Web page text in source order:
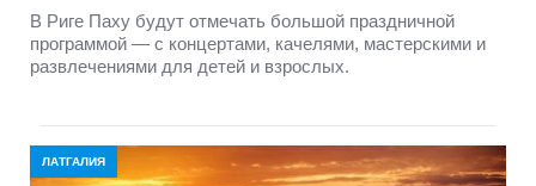
В Риге Паху будут отмечать большой праздничной
программой — с концертами, качелями, мастерскими и
развлечениями для детей и взрослых.
ЛАТГАЛИЯ